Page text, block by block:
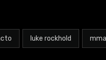
luke rockhold mma